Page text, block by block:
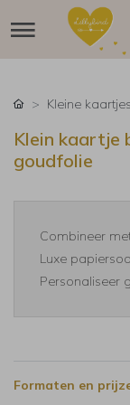
Kleine kaartjes
Klein kaartje
goudfolie
Combineer
Luxe
Personaliseer
Formaten en